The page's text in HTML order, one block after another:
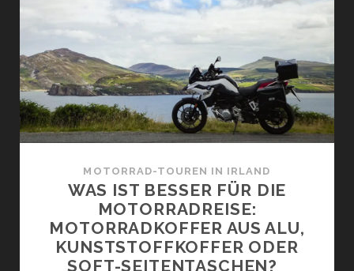
ÄSSE F
N I
RLAND –
T
EIL 1
: Ü
D
ER S
ÜDOSTEN
MOTORRAD-TOUREN IN IRLAND
WAS IST BESSER FÜR DIE
MOTORRADREISE:
MOTORRADKOFFER AUS ALU,
KUNSTSTOFFKOFFER ODER
SOFT-SEITENTASCHEN?